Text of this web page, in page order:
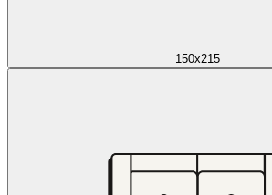
150x215